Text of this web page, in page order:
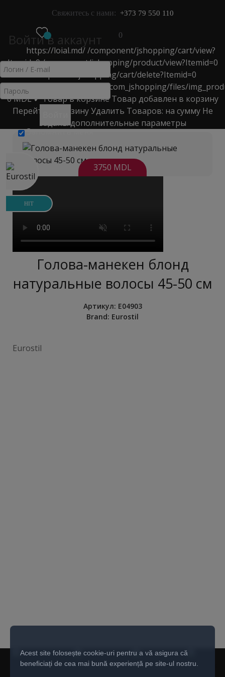
МЕНЮ
Свяжитесь с нами: +373 79 550 110
Войти в аккаунт
Запомнить меня
0
https://loial.md/ /component/jshopping/cart/view?
Itemid=0/component/jshopping/product/view?Itemid=0
/component/jshopping/cart/delete?Itemid=0
https://loial.md/components/com_jshopping/files/
0MDL✔ Товар в корзине Товар добавлен в корзину
Перейти в корзину Удалить Товаров: на сумму Не
заданы дополнительные параметры
ГОЛОВА-МАНЕКЕН
Главная > Каталог > для Стрижки волос
>
голова-манекен >
Голова-манекен блонд натуральные волосы 45-50 см
HIT
3750 MDL
Голова-манекен блонд
натуральные волосы 45-50 см
Артикул: E04903
Brand: Eurostil
Eurostil
Acest site folosește cookie-uri pentru a vă asigura că
beneficiați de cea mai bună experiență pe site-ul nostru.